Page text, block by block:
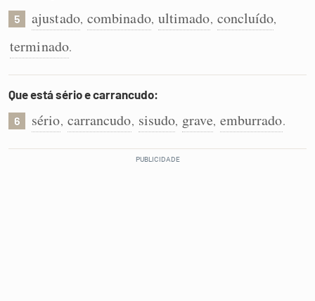
5 ajustado, combinado, ultimado, concluído,
terminado.
Que está sério e carrancudo:
6 sério, carrancudo, sisudo, grave, emburrado.